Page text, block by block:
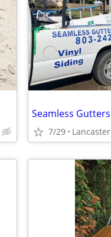
7/29 Lancaster